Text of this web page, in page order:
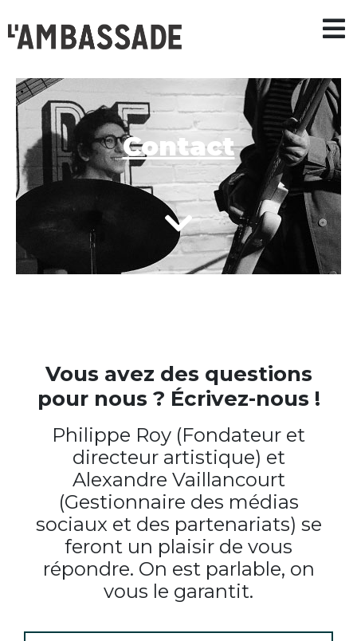
Contact
Vous avez des questions
pour nous ? Écrivez-nous !
Philippe Roy (Fondateur et
directeur artistique) et
Alexandre Vaillancourt
(Gestionnaire des médias
sociaux et des partenariats) se
feront un plaisir de vous
répondre. On est parlable, on
vous le garantit.